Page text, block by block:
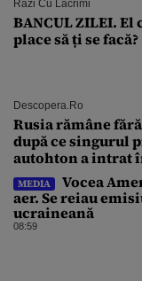
Râzi Cu Lacrimi
BANCUL ZILEI. El
place să ți se facă?
Descopera.ro
Rusia rămâne
după ce singurul
autohton a intrat
MEDIA
Vocea
aer. Se reiau
ucraineană
08:59